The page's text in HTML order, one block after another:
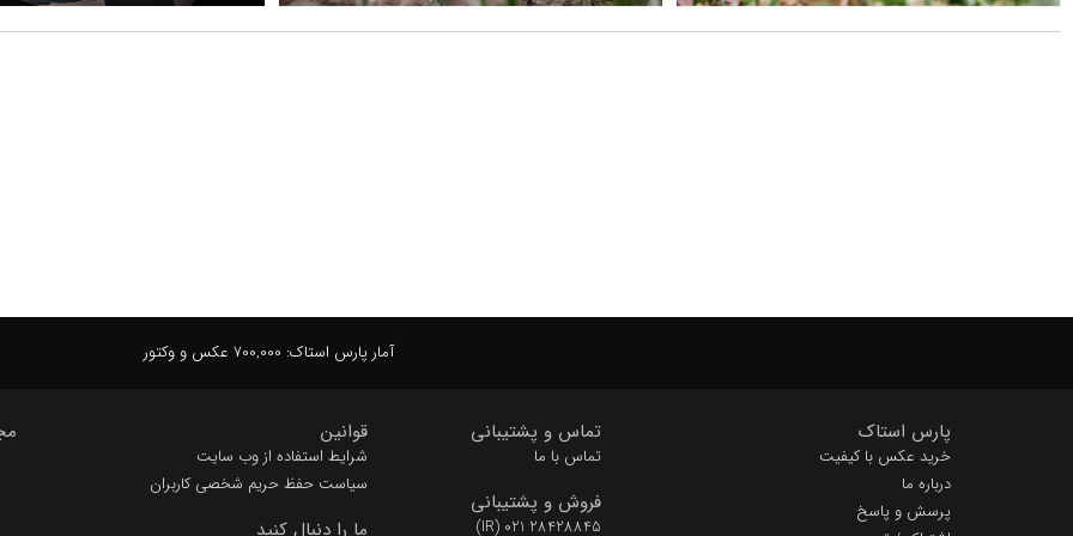
آمار پارس استاک:
پارس استاک
خرید عکس با کیفیت
درباره ما
پرسش و پاسخ
تماس و پشتیبانی
تماس با ما
فروش و پشتیبانی
(IR) 021 28428845
قوانین
شرایط استفاده از وب سایت
سیاست حفظ حریم شخصی کاربران
ما را دنبال کنید